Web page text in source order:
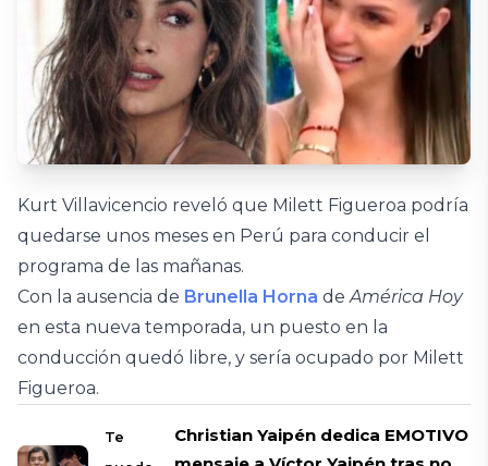
Kurt Villavicencio reveló que Milett Figueroa podría
quedarse unos meses en Perú para conducir el
programa de las mañanas.
Con la ausencia de Brunella Horna deAmérica Hoy
en esta nueva temporada, un puesto en la
conducción quedó libre, y sería ocupado por Milett
Figueroa.
Te
Christian Yaipén dedica EMOTIVO